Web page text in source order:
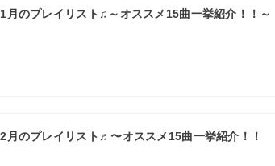
月のプレイリスト♫～オススメ15曲一挙紹介！！～
月のプレイリスト♬〜オススメ15曲一挙紹介！！